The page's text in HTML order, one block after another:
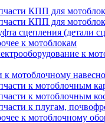
КПП для
КПП для
сцепления (детали
к мотоблокам
к
к мотоблочному
к мотоблочным
к мотоблочным
к плугам,
к мотоблочному